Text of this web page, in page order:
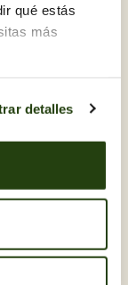
qué estás
más
detalles
compra,